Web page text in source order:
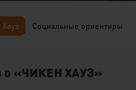
Социальные ориентиры
о «ЧИКЕН ХАУЗ»